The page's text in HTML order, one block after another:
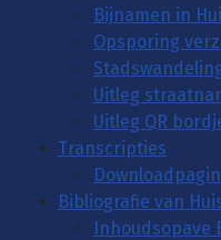
Bijnamen in
Opsporing
Uitleg
Uitleg QR
Transcripties
Bibliografie van
Inhoudsopave